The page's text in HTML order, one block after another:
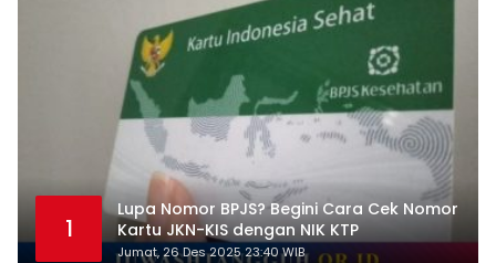
1
Lupa Nomor BPJS? Begini Cara Cek Nomor
Kartu JKN-KIS dengan NIK KTP
Jumat, 26 Des 2025 23:40 WIB